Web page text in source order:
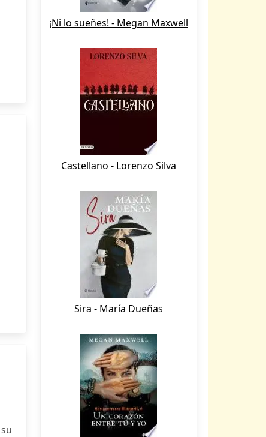
¡Ni lo sueñes! - Megan Maxwell
Castellano - Lorenzo Silva
Sira - María Dueñas